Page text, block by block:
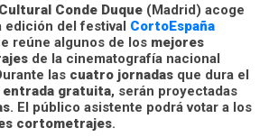
Conde Duque (Madrid) acoge
edición del festival CortoEspaña
reúne algunos de los mejores
de la cinematografía nacional
las cuatro jornadas que dura el
entrada gratuita, serán proyectadas
. El público asistente podrá votar a los
cortometrajes.